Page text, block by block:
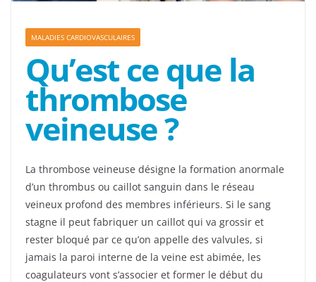
MALADIES CARDIOVASCULAIRES
Qu’est ce que la
thrombose
veineuse ?
La thrombose veineuse désigne la formation anormale
d’un thrombus ou caillot sanguin dans le réseau
veineux profond des membres inférieurs. Si le sang
stagne il peut fabriquer un caillot qui va grossir et
rester bloqué par ce qu’on appelle des valvules, si
jamais la paroi interne de la veine est abimée, les
coagulateurs vont s’associer et former le début du